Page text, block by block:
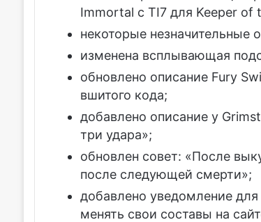
Immortal с TI7 для Keeper of
некоторые незначительные
изменена всплывающая
обновлено описание Fury
вшитого кода;
добавлено описание у
три удара»;
обновлен совет: «После
после следующей смерти»;
добавлено уведомление
менять свои составы на